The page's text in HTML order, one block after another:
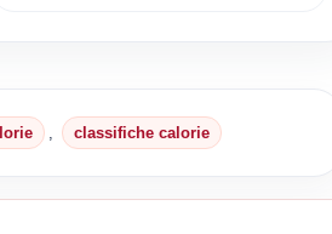
classifiche calorie